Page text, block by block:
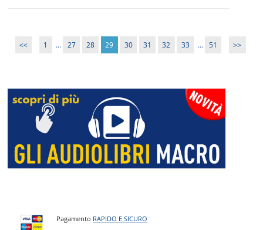
<< 1 ... 27 28 29 30 31 32 33 ... 51 >>
Pagamento RAPIDO E SICURO